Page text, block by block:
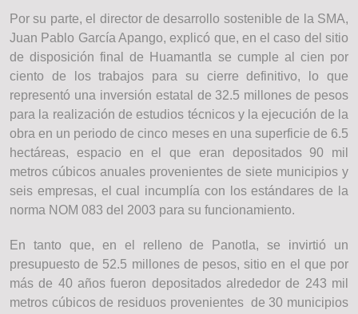
Por su parte, el director de desarrollo sostenible de la SMA,
Juan Pablo García Apango, explicó que, en el caso del sitio
de disposición final de Huamantla se cumple al cien por
ciento de los trabajos para su cierre definitivo, lo que
representó una inversión estatal de 32.5 millones de pesos
para la realización de estudios técnicos y la ejecución de la
obra en un periodo de cinco meses en una superficie de 6.5
hectáreas, espacio en el que eran depositados 90 mil
metros cúbicos anuales provenientes de siete municipios y
seis empresas, el cual incumplía con los estándares de la
norma NOM 083 del 2003 para su funcionamiento.
En tanto que, en el relleno de Panotla, se invirtió un
presupuesto de 52.5 millones de pesos, sitio en el que por
más de 40 años fueron depositados alrededor de 243 mil
metros cúbicos de residuos provenientes de 30 municipios